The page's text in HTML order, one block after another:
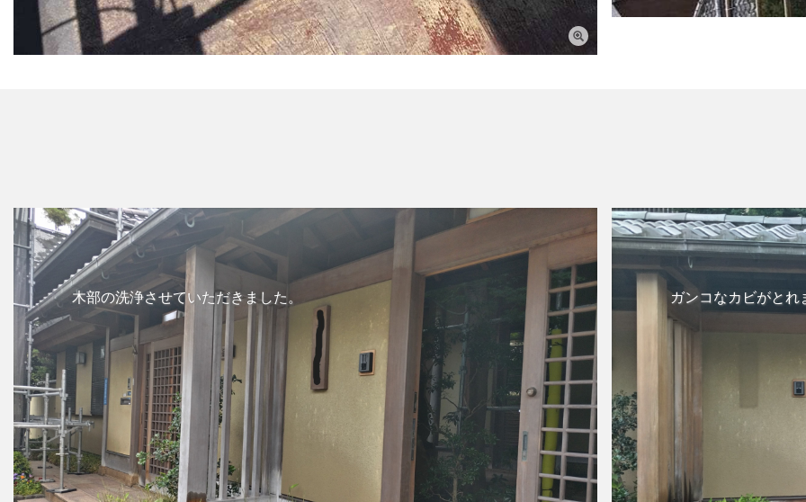
木部の洗浄させていただきました。 ガンコなカビがとれ